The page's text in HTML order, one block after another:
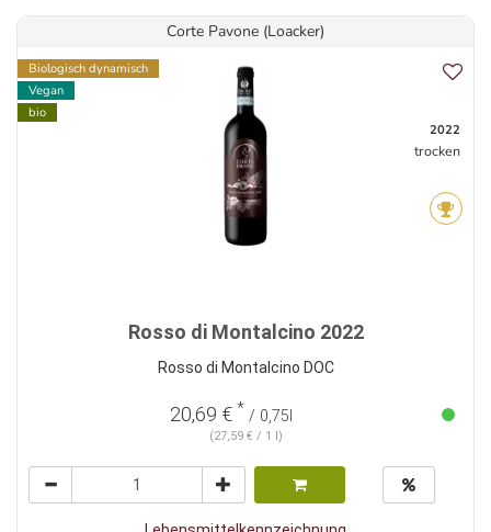
Corte Pavone (Loacker)
Biologisch dynamisch
Vegan
bio
2022
trocken
Rosso di Montalcino 2022
Rosso di Montalcino DOC
20,69 € * / 0,75l
(27,59 € / 1 l)